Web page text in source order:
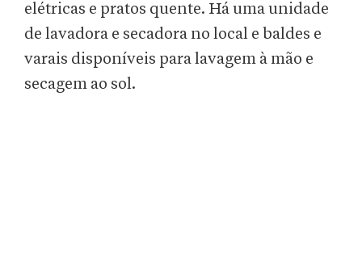
elétricas e pratos quente. Há uma unidade
de lavadora e secadora no local e baldes e
varais disponíveis para lavagem à mão e
secagem ao sol.